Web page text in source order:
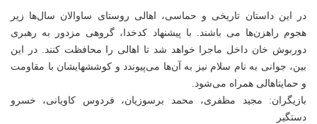
در این داستان تاریخی و حماسی، اهالی روستای ساوالان سال‌ها زیر
هجوم راهزن‌ها می باشند. با پیشنهاد کدخدا، گروهی مزدور به رهبری
دوربوش خان داخل ماجرا خواهد شد تا اهالی را محافظت کنند. در این
بین، جوانی به نام سلام نیز به آن‌ها می‌پیوندد و کوششهایشان با مقاومت
و حمایتاهالی همراه می‌شود.
بازیگران: مجید مظفری، محمد برسوزیان، فردوس کاویانی، خسرو
دستگیر